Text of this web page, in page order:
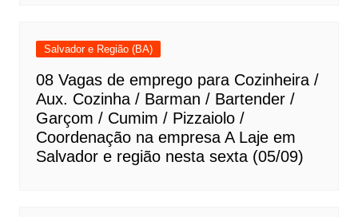
Salvador e Região (BA)
08 Vagas de emprego para Cozinheira /
Aux. Cozinha / Barman / Bartender /
Garçom / Cumim / Pizzaiolo /
Coordenação na empresa A Laje em
Salvador e região nesta sexta (05/09)